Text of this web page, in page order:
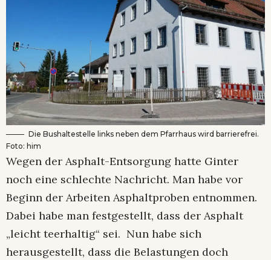
Die Bushaltestelle links neben dem Pfarrhaus wird barrierefrei.
Foto: him
Wegen der Asphalt-Entsorgung hatte Ginter
noch eine schlechte Nachricht. Man habe vor
Beginn der Arbeiten Asphaltproben entnommen.
Dabei habe man festgestellt, dass der Asphalt
„leicht teerhaltig“ sei. Nun habe sich
herausgestellt, dass die Belastungen doch